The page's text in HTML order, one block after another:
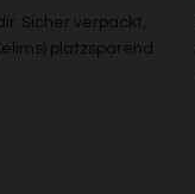
Sicher verpackt,
platzsparend